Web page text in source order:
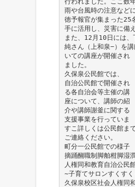
雨や台風時の注意など
徳予報官が集まった25
手に活用し、災害に備
また、12月10日には
純さん（上和泉−）を
いての講座が開催され
ました。
久保泉公民館では、
自治公民館で開催され
る各自治会等主催の講
座について、講師の紹
介や講師謝釜に関する
支援事業を行っていま
すこ詳しくは公民館ま
ご連絡ください。
町分一公民館での様子
摘踊醐職制脚舶柑脚湿
人権同和教育自治公民
∼子育てサロンすくす
久保泉校区社会人権同